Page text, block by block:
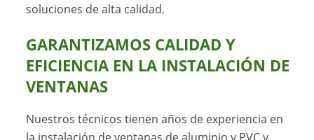
soluciones de alta calidad.
GARANTIZAMOS CALIDAD Y
EFICIENCIA EN LA INSTALACIÓN DE
VENTANAS
Nuestros técnicos tienen años de experiencia en